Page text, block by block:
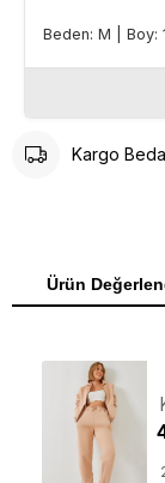
Beden: M Boy:
Kargo
Ürün